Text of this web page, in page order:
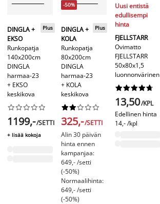
DINGLA +
EKSO
Runkopatja
140x200cm
DINGLA
harmaa-23
+ EKSO
keskikova
Plus






1199,-/SETTI
+ lisää kokoja
-50%
DINGLA +
KOLA
Runkopatja
80x200cm
DINGLA
harmaa-23
+ KOLA
keskikova
Plus






325,-/SETTI
Alin 30 päivän
hinta ennen
kampanjaa:
649,- /setti
(-50%)
Normaalihinta:
649,- /setti
(-50%)
Uusi entistä
edullisempi
hinta
FJELLSTARR
Ovimatto
FJELLSTARR
50x80x1,5
luonnonvärinen






13,50/KPL
Edellinen hinta
14,- /kpl